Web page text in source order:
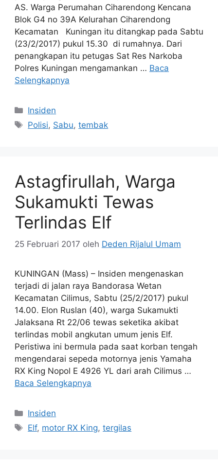
AS. Warga Perumahan Ciharendong Kencana
Blok G4 no 39A Kelurahan Ciharendong
Kecamatan Kuningan itu ditangkap pada Sabtu
(23/2/2017) pukul 15.30 di rumahnya. Dari
penangkapan itu petugas Sat Res Narkoba
Polres Kuningan mengamankan … Baca
Selengkapnya
Kategori
Insiden
Tag
Polisi, Sabu,tembak
Astagfirullah, Warga
Sukamukti Tewas
Terlindas Elf
25 Februari 2017 oleh Deden Rijalul Umam
KUNINGAN (Mass) – Insiden mengenaskan
terjadi di jalan raya Bandorasa Wetan
Kecamatan Cilimus, Sabtu (25/2/2017) pukul
14.00. Elon Ruslan (40), warga Sukamukti
Jalaksana Rt 22/06 tewas seketika akibat
terlindas mobil angkutan umum jenis Elf.
Peristiwa ini bermula pada saat korban tengah
mengendarai sepeda motornya jenis Yamaha
RX King Nopol E 4926 YL dari arah Cilimus …
Baca Selengkapnya
Kategori
Insiden
Tag
Elf, motor RX King,tergilas